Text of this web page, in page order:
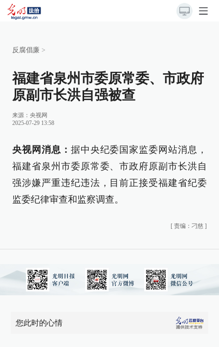
反腐倡廉 >
福建省泉州市委原常委、市政府
原副市长洪自强被查
来源： 央视网
2025-07-29 13:58
央视网消息： 据中央纪委国家监委网站消息，
福建省泉州市委原常委、市政府原副市长洪自
强涉嫌严重违纪违法，目前正接受福建省纪委
监委纪律审查和监察调查。
[ 责编：刁慈 ]
您此时的心情